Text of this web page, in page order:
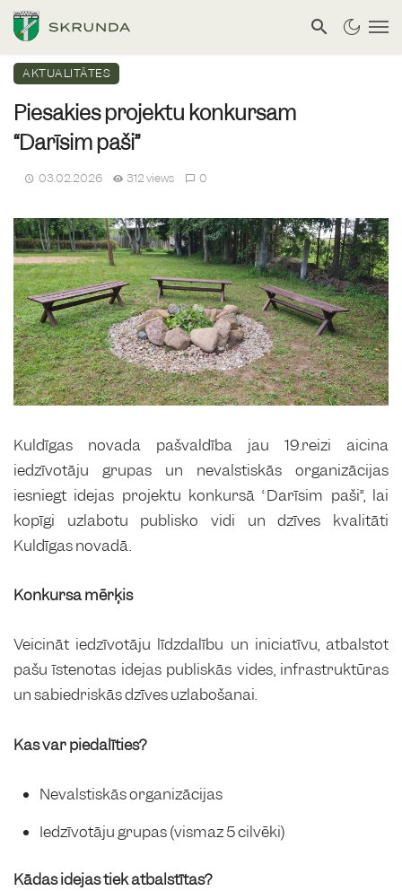
AKTUALITĀTES
Piesakies projektu konkursam
“Darīsim paši”
03.02.2026 312 views 0
Kuldīgas novada pašvaldība jau 19.reizi aicina
iedzīvotāju grupas un nevalstiskās organizācijas
iesniegt idejas projektu konkursā “Darīsim paši”, lai
kopīgi uzlabotu publisko vidi un dzīves kvalitāti
Kuldīgas novadā.
Konkursa mērķis
Veicināt iedzīvotāju līdzdalību un iniciatīvu, atbalstot
pašu īstenotas idejas publiskās vides, infrastruktūras
un sabiedriskās dzīves uzlabošanai.
Kas var piedalīties?
Nevalstiskās organizācijas
Iedzīvotāju grupas (vismaz 5 cilvēki)
Kādas idejas tiek atbalstītas?